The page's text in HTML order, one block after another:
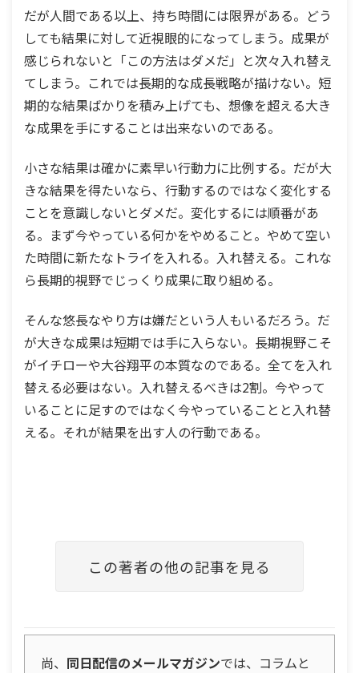
だが人間である以上、持ち時間には限界がある。どう
しても結果に対して近視眼的になってしまう。成果が
感じられないと「この方法はダメだ」と次々入れ替え
てしまう。これでは長期的な成長戦略が描けない。短
期的な結果ばかりを積み上げても、想像を超える大き
な成果を手にすることは出来ないのである。
小さな結果は確かに素早い行動力に比例する。だが大
きな結果を得たいなら、行動するのではなく変化する
ことを意識しないとダメだ。変化するには順番があ
る。まず今やっている何かをやめること。やめて空い
た時間に新たなトライを入れる。入れ替える。これな
ら長期的視野でじっくり成果に取り組める。
そんな悠長なやり方は嫌だという人もいるだろう。だ
が大きな成果は短期では手に入らない。長期視野こそ
がイチローや大谷翔平の本質なのである。全てを入れ
替える必要はない。入れ替えるべきは2割。今やって
いることに足すのではなく今やっていることと入れ替
える。それが結果を出す人の行動である。
この著者の他の記事を見る
尚、 同日配信のメールマガジンでは、コラムと